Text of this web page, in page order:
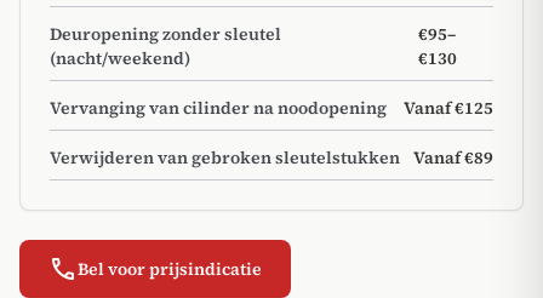
Deuropening zonder sleutel
(nacht/weekend)
€95–
€130
Vervanging van cilinder na noodopening Vanaf €125
Verwijderen van gebroken sleutelstukken Vanaf €89
callBel voor prijsindicatie